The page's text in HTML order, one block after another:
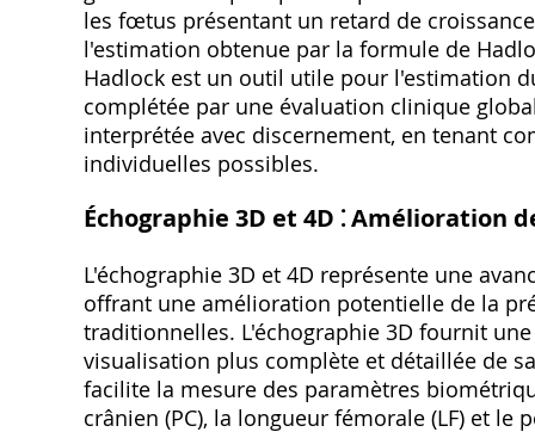
les fœtus présentant un retard de
l'estimation obtenue par la formule de
Hadlock est un outil utile pour l'estimation
complétée par une évaluation clinique
interprétée avec discernement, en tenant
individuelles possibles.
Échographie 3D et 4D ⁚ Amélioration
L'échographie 3D et 4D représente une
offrant une amélioration potentielle de la
traditionnelles. L'échographie 3D fournit
visualisation plus complète et détaillée de
facilite la mesure des paramètres
crânien (PC), la longueur fémorale (LF) et